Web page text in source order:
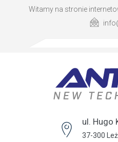
Witamy na stronie
ul. Hugo
37-300